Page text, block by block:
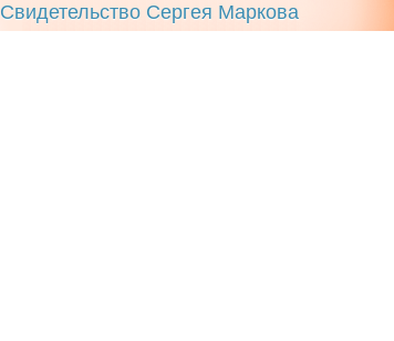
Свидетельство Сергея Маркова